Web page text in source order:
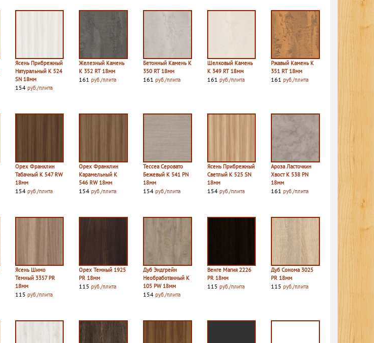
Ясень Прибрежный
Натуральный K 524
SN 18мм
154 руб./плита
Железный Камень
K 352 RT 18мм
161руб./плита
Бетонный Камень K
350 RT 18мм
161 руб./плита
Шелковый Камень
K 349 RT 18мм
161 руб./плита
Ржавый Камень K
351 RT 18мм
161руб./плита
Орех Франклин
Табачный K 547 RW
18мм
154 руб./плита
Орех Франклин
Карамельный K
546 RW 18мм
154руб./плита
Тессеа Серовато
Бежевый K 541 PN
18мм
154 руб./плита
Ясень Прибрежный
Светлый K 525 SN
18мм
154 руб./плита
Ароза Ласточкин
Хвост K 538 PN
18мм
161руб./плита
Ясень Шимо
Темный 3357 PR
18мм
115 руб./плита
Орех Темный 1925
PR 18мм
115руб./плита
Дуб Эндгрейн
Необработанный K
105 PW 18мм
154 руб./плита
Венге Магия 2226
PR 18мм
115 руб./плита
Дуб Сонома 3025
PR 18мм
115руб./плита